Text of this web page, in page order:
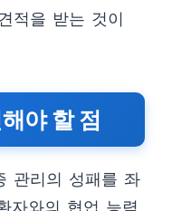
적을 받는 것이
야 할 점
관리의 성패를 좌
자와의 협업 능력